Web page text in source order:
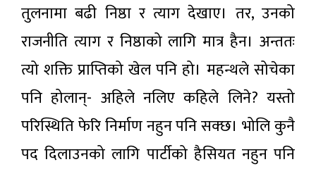
तुलनामा बढी निष्ठा र त्याग देखाए। तर, उनको
राजनीति त्याग र निष्ठाको लागि मात्र हैन। अन्ततः
त्यो शक्ति प्राप्तिको खेल पनि हो। महन्थले सोचेका
पनि होलान्- अहिले नलिए कहिले लिने? यस्तो
परिस्थिति फेरि निर्माण नहुन पनि सक्छ। भोलि कुनै
पद दिलाउनको लागि पार्टीको हैसियत नहुन पनि